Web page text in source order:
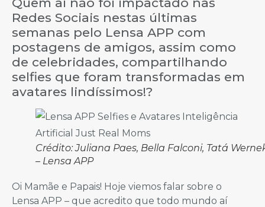
Redes Sociais nestas últimas
semanas pelo Lensa APP com
postagens de amigos, assim como
de celebridades, compartilhando
selfies que foram transformadas em
avatares lindíssimos!?
Crédito: Juliana Paes, Bella Falconi, Tatá
– Lensa APP
Oi Mamãe e Papais! Hoje viemos falar sobre o
Lensa APP – que acredito que todo mundo aí